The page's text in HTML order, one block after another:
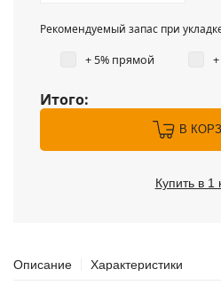
Рекомендуемый запас при
+ 5% прямой
Итого:
В
Купить в 1
Описание Характеристики